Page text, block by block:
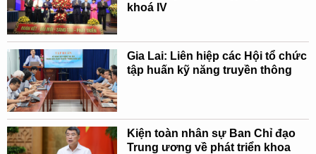
khoá IV
Gia Lai: Liên hiệp các Hội tổ chức
tập huấn kỹ năng truyền thông
Kiện toàn nhân sự Ban Chỉ đạo
Trung ương về phát triển khoa